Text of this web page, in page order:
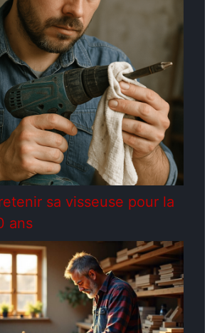
sa visseuse pour la
ans